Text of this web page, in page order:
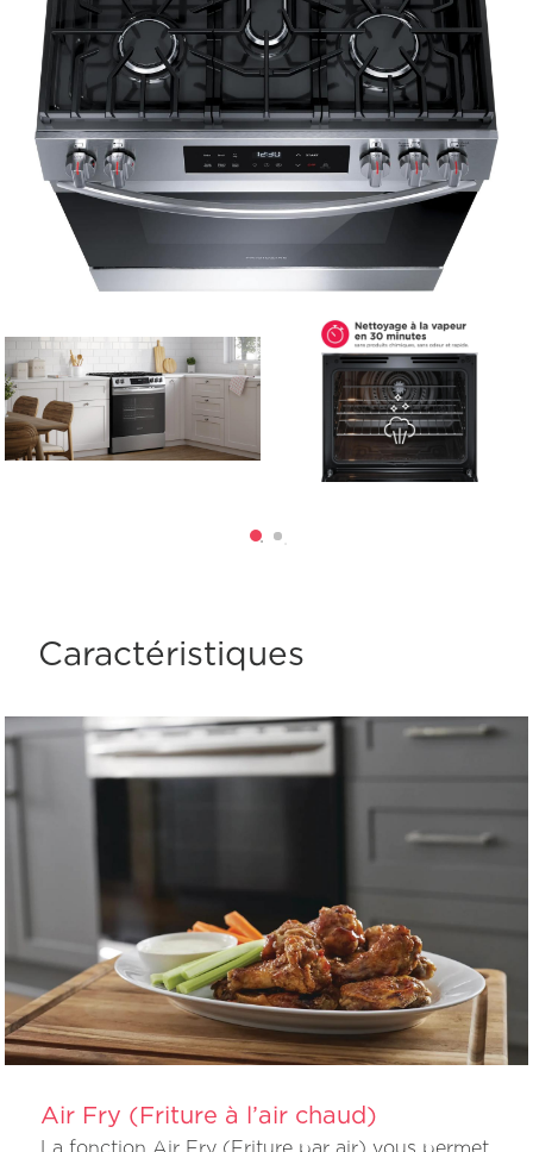
Caractéristiques
Air Fry (Friture à l’air chaud)
La fonction Air Fry (Friture par air) vous permet